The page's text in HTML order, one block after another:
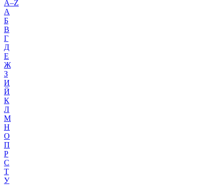
A–Z
А
Б
В
Г
Д
Е
Ж
З
И
Й
К
Л
М
Н
О
П
Р
С
Т
У